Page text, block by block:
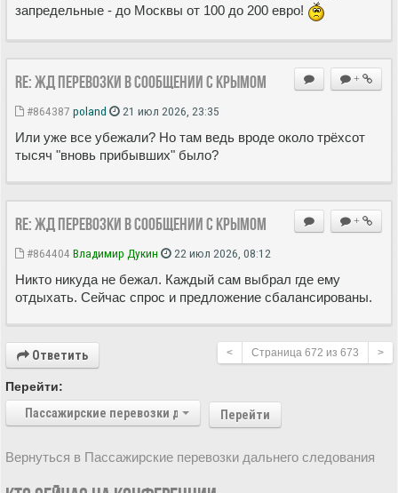
запредельные - до Москвы от 100 до 200 евро!
+
Re: ЖД перевозки в сообщении с Крымом
#864387 poland 21 июл 2026, 23:35
Или уже все убежали? Но там ведь вроде около трёхсот
тысяч "вновь прибывших" было?
+
Re: ЖД перевозки в сообщении с Крымом
#864404 Владимир Дукин 22 июл 2026, 08:12
Никто никуда не бежал. Каждый сам выбрал где ему
отдыхать. Сейчас спрос и предложение сбалансированы.
Ответить < Страница 672 из 673 >
Перейти:
Пассажирские перевозки дальнего следования
Перейти
Вернуться в Пассажирские перевозки дальнего следования